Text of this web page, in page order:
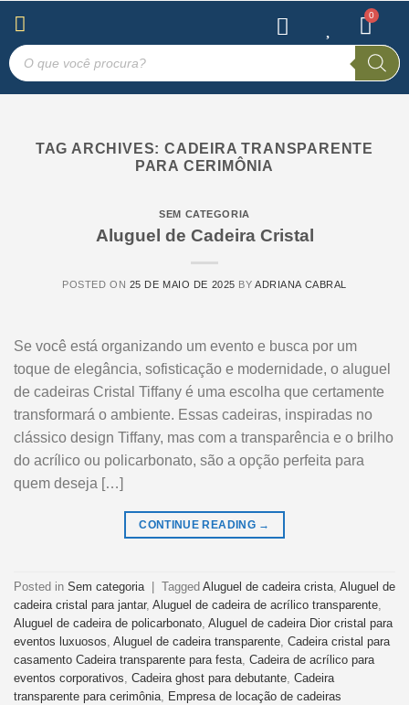
TAG ARCHIVES:CADEIRA TRANSPARENTE
PARA CERIMÔNIA
SEM CATEGORIA
Aluguel de Cadeira Cristal
POSTED ON 25 DE MAIO DE 2025 BYADRIANA CABRAL
Se você está organizando um evento e busca por um
toque de elegância, sofisticação e modernidade, o aluguel
de cadeiras Cristal Tiffany é uma escolha que certamente
transformará o ambiente. Essas cadeiras, inspiradas no
clássico design Tiffany, mas com a transparência e o brilho
do acrílico ou policarbonato, são a opção perfeita para
quem deseja […]
CONTINUE READING →
Posted in Sem categoria Tagged Aluguel de cadeira crista Aluguel de
cadeira cristal para jantar, Aluguel de cadeira de acrílico transparente
Aluguel de cadeira de policarbonato Aluguel de cadeira Dior cristal para
eventos luxuosos Aluguel de cadeira transparente Cadeira cristal para
casamento Cadeira transparente para festa Cadeira de acrílico para
eventos corporativos Cadeira ghost para debutante Cadeira
transparente para cerimônia
Empresa de locação de cadeiras